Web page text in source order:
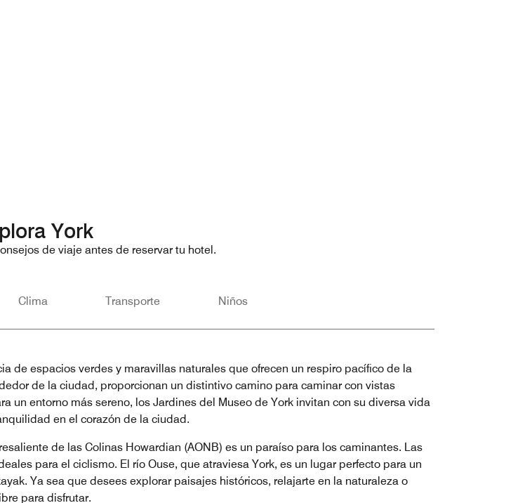
York
de viaje antes de reservar tu hotel.
Clima Transporte Niños
de espacios verdes y maravillas naturales que ofrecen un respiro pacífico de la
de la ciudad, proporcionan un distintivo camino para caminar con vistas
un entorno más sereno, los Jardines del Museo de York invitan con su diversa vida
en el corazón de la ciudad.
de las Colinas Howardian (AONB) es un paraíso para los caminantes. Las
para el ciclismo. El río Ouse, que atraviesa York, es un lugar perfecto para un
Ya sea que desees explorar paisajes históricos, relajarte en la naturaleza o
para disfrutar.